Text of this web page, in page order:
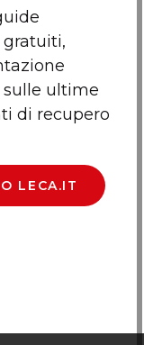
gratuiti,
ultime
di recupero
LECA.IT